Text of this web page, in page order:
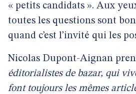
« petits candidats ». Aux
toutes les questions sont
quand c’est l’invité qui les
Nicolas Dupont-Aignan
éditorialistes de bazar, qui
font toujours les mêmes